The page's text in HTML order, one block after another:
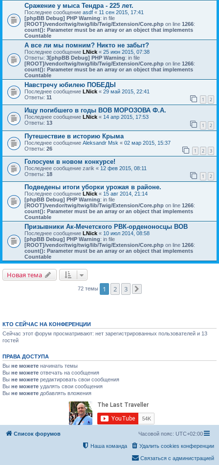
Сражение у мыса Тендра - 225 лет.
Последнее сообщение asdf « 11 сен 2015, 17:41
[phpBB Debug] PHP Warning: in file
[ROOT]/vendor/twig/twig/lib/Twig/Extension/Core.php on line 1266:
count(): Parameter must be an array or an object that implements
Countable
А все ли мы помним? Никто не забыт?
Последнее сообщение LNick « 25 июн 2015, 07:38
Ответы: 3[phpBB Debug] PHP Warning: in file
[ROOT]/vendor/twig/twig/lib/Twig/Extension/Core.php on line 1266:
count(): Parameter must be an array or an object that implements
Countable
Навстречу юбилею ПОБЕДЫ
Последнее сообщение LNick « 29 май 2015, 22:41
Ответы: 11 1 2
Ищу погибшего в годы ВОВ МОРОЗОВА Ф.А.
Последнее сообщение LNick « 14 апр 2015, 17:53
Ответы: 13 1 2
Путешествие в историю Крыма
Последнее сообщение Aleksandr Msk « 02 мар 2015, 15:37
Ответы: 26 1 2 3
Голосуем в новом конкурсе!
Последнее сообщение zarik « 12 фев 2015, 08:11
Ответы: 18 1 2
Подведены итоги уборки урожая в районе.
Последнее сообщение LNick « 15 авг 2014, 21:14
[phpBB Debug] PHP Warning: in file
[ROOT]/vendor/twig/twig/lib/Twig/Extension/Core.php on line 1266:
count(): Parameter must be an array or an object that implements
Countable
Призывники Ак-Мечетского РВК-орденоносцы ВОВ
Последнее сообщение LNick « 10 июл 2014, 08:58
[phpBB Debug] PHP Warning: in file
[ROOT]/vendor/twig/twig/lib/Twig/Extension/Core.php on line 1266:
count(): Parameter must be an array or an object that implements
Countable
Новая тема
72 темы 1 2 3
КТО СЕЙЧАС НА КОНФЕРЕНЦИИ
Сейчас этот форум просматривают: нет зарегистрированных пользователей и 13
гостей
ПРАВА ДОСТУПА
Вы не можете начинать темы
Вы не можете отвечать на сообщения
Вы не можете редактировать свои сообщения
Вы не можете удалять свои сообщения
Вы не можете добавлять вложения
Список форумов Часовой пояс: UTC+02:00
Удалить cookies конференции
Наша команда
Связаться с администрацией